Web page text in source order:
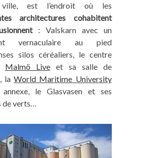
est l’endroit où les
architectures cohabitent
: Valskarn avec un
vernaculaire au pied
silos céréaliers, le centre
Malmö Liveet sa salle de
la World Maritime University
le Glasvasen et ses
de verts…